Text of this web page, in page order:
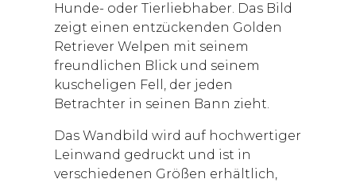
Hunde- oder Tierliebhaber. Das Bild
zeigt einen entzückenden Golden
Retriever Welpen mit seinem
freundlichen Blick und seinem
kuscheligen Fell, der jeden
Betrachter in seinen Bann zieht.
Das Wandbild wird auf hochwertiger
Leinwand gedruckt und ist in
verschiedenen Größen erhältlich,